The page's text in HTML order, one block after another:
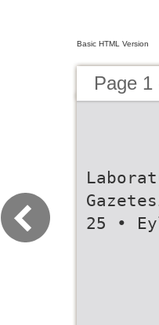
Basic HTML Version
Page
25 •